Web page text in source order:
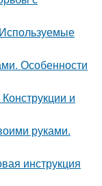
Особенности
и
руками.
инструкция